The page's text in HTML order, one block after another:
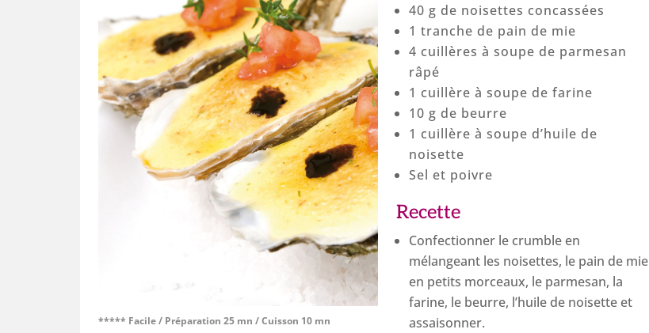
***** Facile / Préparation 25 mn / Cuisson 10 mn
40 g de noisettes concassées
1 tranche de pain de mie
4 cuillères à soupe de parmesan
râpé
1 cuillère à soupe de farine
10 g de beurre
1 cuillère à soupe d’huile de
noisette
Sel et poivre
Recette
Confectionner le crumble en
mélangeant les noisettes, le pain de mie
en petits morceaux, le parmesan, la
farine, le beurre, l’huile de noisette et
assaisonner.